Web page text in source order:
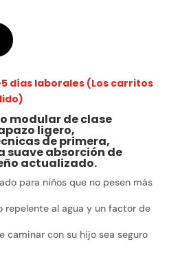
5 días laborales (Los carritos
modular de clase
ligero,
de primera,
suave absorción de
actualizado.
para niños que no pesen más
repelente al agua y un factor de
caminar con su hijo sea seguro